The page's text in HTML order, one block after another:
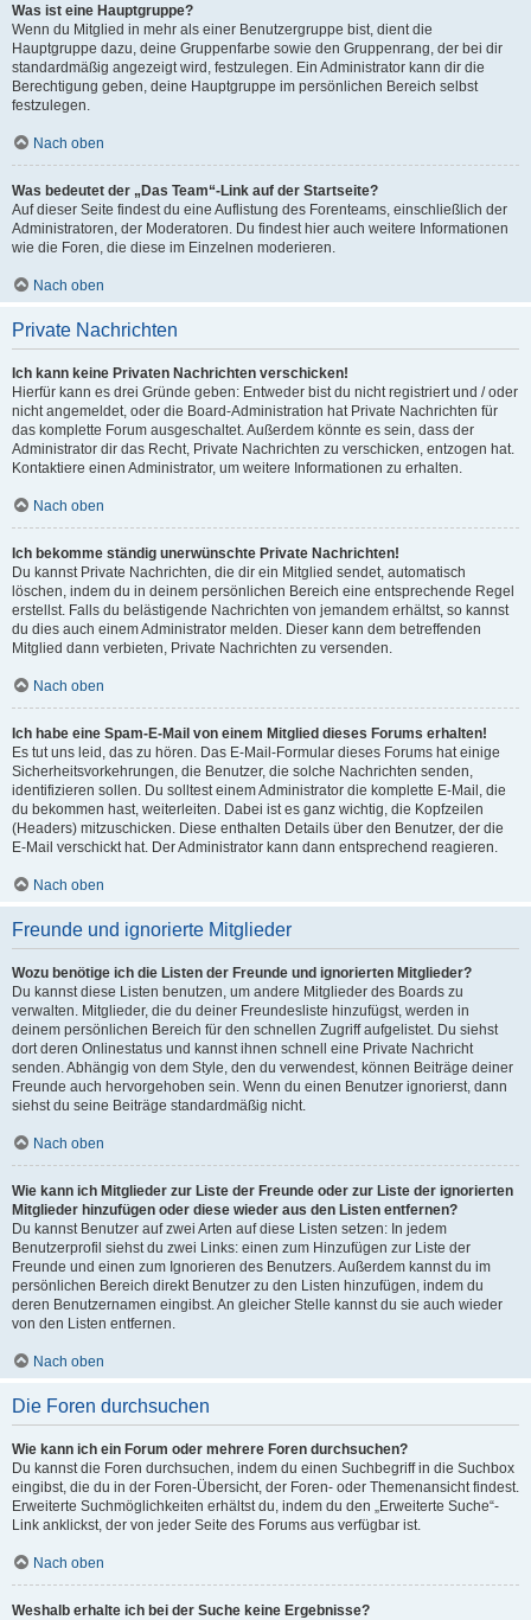
Was ist eine Hauptgruppe?
Wenn du Mitglied in mehr als einer Benutzergruppe bist, dient die
Hauptgruppe dazu, deine Gruppenfarbe sowie den Gruppenrang, der bei dir
standardmäßig angezeigt wird, festzulegen. Ein Administrator kann dir die
Berechtigung geben, deine Hauptgruppe im persönlichen Bereich selbst
festzulegen.
Nach oben
Was bedeutet der „Das Team“-Link auf der Startseite?
Auf dieser Seite findest du eine Auflistung des Forenteams, einschließlich der
Administratoren, der Moderatoren. Du findest hier auch weitere Informationen
wie die Foren, die diese im Einzelnen moderieren.
Nach oben
Private Nachrichten
Ich kann keine Privaten Nachrichten verschicken!
Hierfür kann es drei Gründe geben: Entweder bist du nicht registriert und / oder
nicht angemeldet, oder die Board-Administration hat Private Nachrichten für
das komplette Forum ausgeschaltet. Außerdem könnte es sein, dass der
Administrator dir das Recht, Private Nachrichten zu verschicken, entzogen hat.
Kontaktiere einen Administrator, um weitere Informationen zu erhalten.
Nach oben
Ich bekomme ständig unerwünschte Private Nachrichten!
Du kannst Private Nachrichten, die dir ein Mitglied sendet, automatisch
löschen, indem du in deinem persönlichen Bereich eine entsprechende Regel
erstellst. Falls du belästigende Nachrichten von jemandem erhältst, so kannst
du dies auch einem Administrator melden. Dieser kann dem betreffenden
Mitglied dann verbieten, Private Nachrichten zu versenden.
Nach oben
Ich habe eine Spam-E-Mail von einem Mitglied dieses Forums erhalten!
Es tut uns leid, das zu hören. Das E-Mail-Formular dieses Forums hat einige
Sicherheitsvorkehrungen, die Benutzer, die solche Nachrichten senden,
identifizieren sollen. Du solltest einem Administrator die komplette E-Mail, die
du bekommen hast, weiterleiten. Dabei ist es ganz wichtig, die Kopfzeilen
(Headers) mitzuschicken. Diese enthalten Details über den Benutzer, der die
E-Mail verschickt hat. Der Administrator kann dann entsprechend reagieren.
Nach oben
Freunde und ignorierte Mitglieder
Wozu benötige ich die Listen der Freunde und ignorierten Mitglieder?
Du kannst diese Listen benutzen, um andere Mitglieder des Boards zu
verwalten. Mitglieder, die du deiner Freundesliste hinzufügst, werden in
deinem persönlichen Bereich für den schnellen Zugriff aufgelistet. Du siehst
dort deren Onlinestatus und kannst ihnen schnell eine Private Nachricht
senden. Abhängig von dem Style, den du verwendest, können Beiträge deiner
Freunde auch hervorgehoben sein. Wenn du einen Benutzer ignorierst, dann
siehst du seine Beiträge standardmäßig nicht.
Nach oben
Wie kann ich Mitglieder zur Liste der Freunde oder zur Liste der ignorierten
Mitglieder hinzufügen oder diese wieder aus den Listen entfernen?
Du kannst Benutzer auf zwei Arten auf diese Listen setzen: In jedem
Benutzerprofil siehst du zwei Links: einen zum Hinzufügen zur Liste der
Freunde und einen zum Ignorieren des Benutzers. Außerdem kannst du im
persönlichen Bereich direkt Benutzer zu den Listen hinzufügen, indem du
deren Benutzernamen eingibst. An gleicher Stelle kannst du sie auch wieder
von den Listen entfernen.
Nach oben
Die Foren durchsuchen
Wie kann ich ein Forum oder mehrere Foren durchsuchen?
Du kannst die Foren durchsuchen, indem du einen Suchbegriff in die Suchbox
eingibst, die du in der Foren-Übersicht, der Foren- oder Themenansicht findest.
Erweiterte Suchmöglichkeiten erhältst du, indem du den „Erweiterte Suche“-
Link anklickst, der von jeder Seite des Forums aus verfügbar ist.
Nach oben
Weshalb erhalte ich bei der Suche keine Ergebnisse?